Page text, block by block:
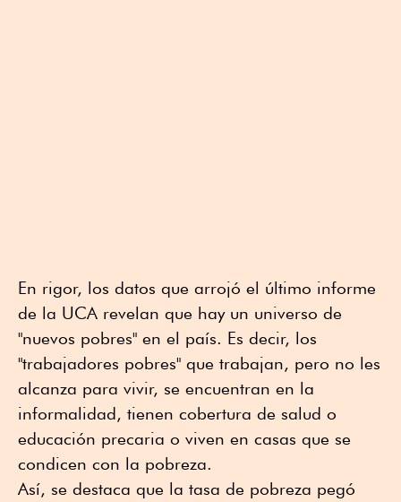
En rigor, los datos que arrojó el último informe
de la UCA revelan que hay un universo de
"nuevos pobres" en el país. Es decir, los
"trabajadores pobres" que trabajan, pero no les
alcanza para vivir, se encuentran en la
informalidad, tienen cobertura de salud o
educación precaria o viven en casas que se
condicen con la pobreza.
Así, se destaca que la tasa de pobreza pegó